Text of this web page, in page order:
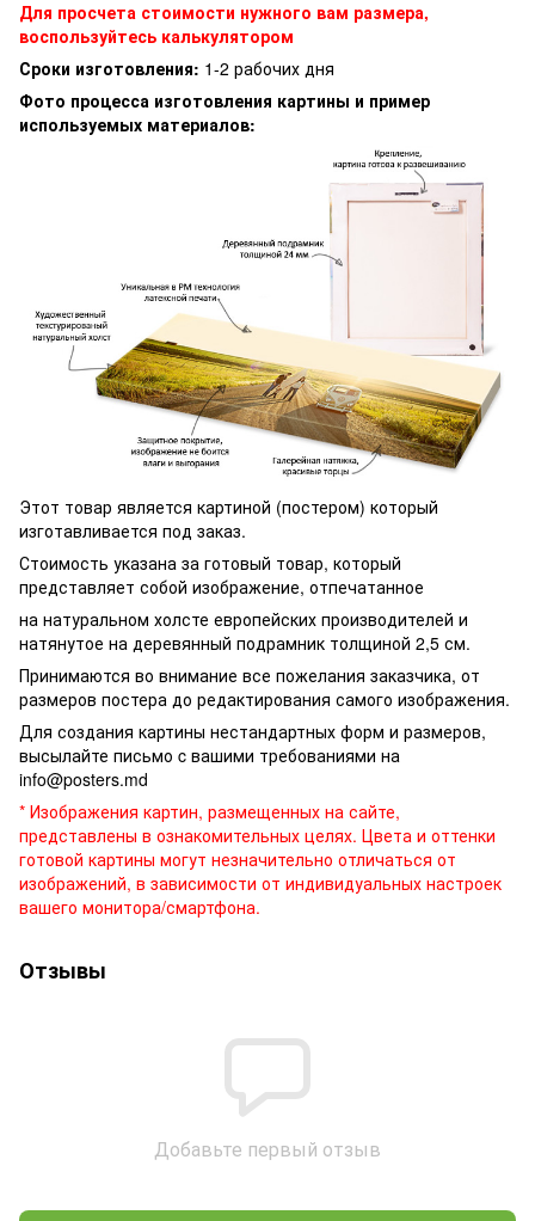
Для просчета стоимости нужного вам размера,
воспользуйтесь калькулятором
Сроки изготовления: 1-2 рабочих дня
Фото процесса изготовления картины и пример
используемых материалов:
Этот товар является картиной (постером) который
изготавливается под заказ.
Стоимость указана за готовый товар, который
представляет собой изображение, отпечатанное
на натуральном холсте европейских производителей и
натянутое на деревянный подрамник толщиной 2,5 см.
Принимаются во внимание все пожелания заказчика, от
размеров постера до редактирования самого изображения.
Для создания картины нестандартных форм и размеров,
высылайте письмо c вашими требованиями на
info@posters.md
* Изображения картин, размещенных на сайте,
представлены в ознакомительных целях. Цвета и оттенки
готовой картины могут незначительно отличаться от
изображений, в зависимости от индивидуальных настроек
вашего монитора/смартфона.
Отзывы
Добавьте первый отзыв